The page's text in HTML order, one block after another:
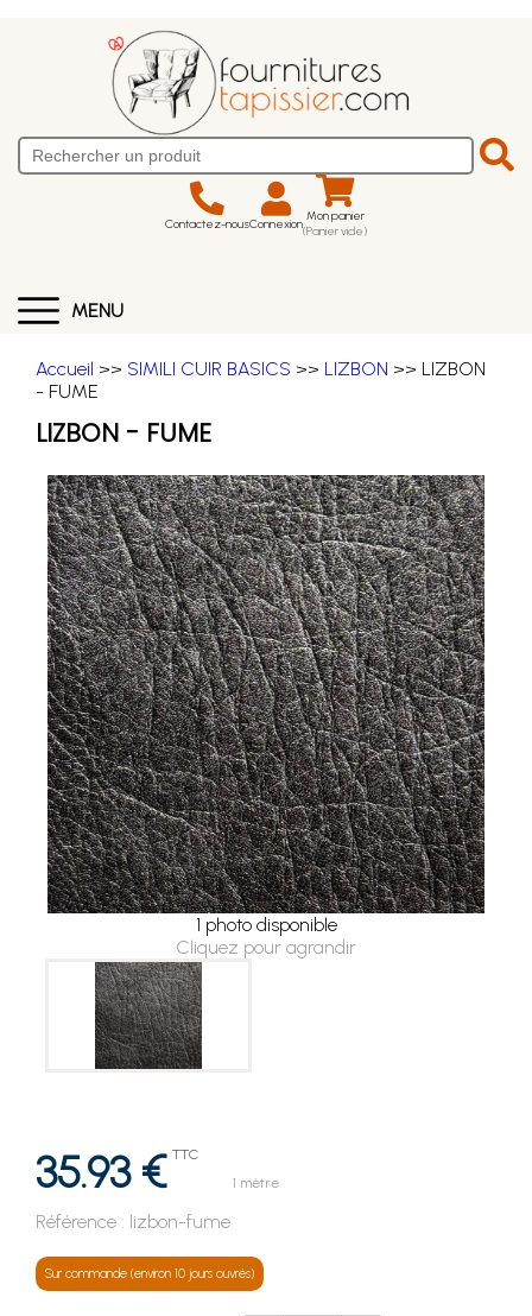
Contactez-nousConnexion Mon panier
(Panier vide)
MENU
Accueil >> SIMILI CUIR BASICS >> LIZBON >> LIZBON
- FUME
LIZBON - FUME
1 photo disponible
Cliquez pour agrandir
35.93 € TTC
1 mètre
Référence : lizbon-fume
Sur commande (environ 10 jours ouvrés)